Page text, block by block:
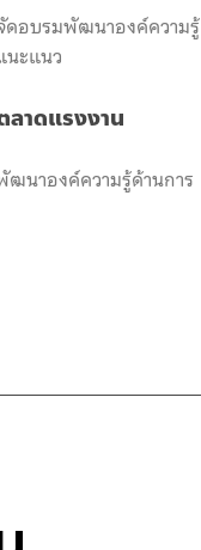
ดอบรมพัฒนาองค์ความรู้
นะแนว
าดแรงงาน
ฒนาองค์ความรู้ด้านการ